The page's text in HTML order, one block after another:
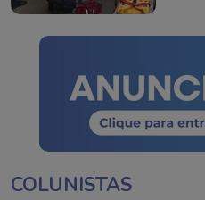
COLUNISTAS